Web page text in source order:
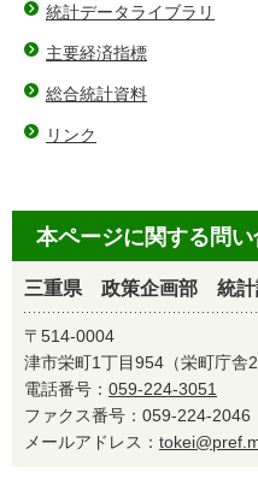
統計データライブラリ
主要経済指標
総合統計資料
リンク
本ページに関する問
三重県 政策企画部 統
〒514-0004
津市栄町1丁目954（栄町庁舎2
電話番号： 059-224-3051
ファクス番号：059-224-2046
メールアドレス：